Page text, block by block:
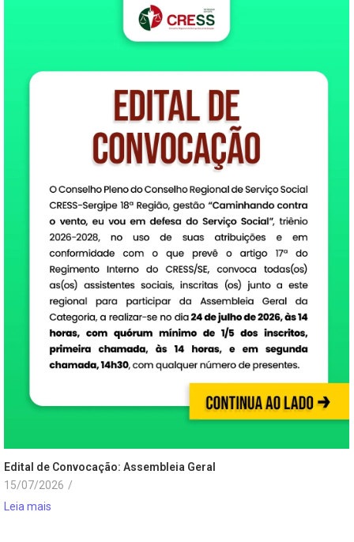
Edital de Convocação: Assembleia Geral
15/07/2026 /
Leia mais